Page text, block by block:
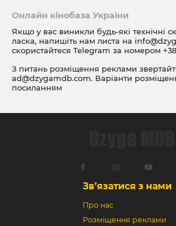
Онлайн кінобаза України
Якщо у вас виникли будь-які технічні
ласка, напишіть нам листа на
скористайтеся Telegram за номером
З питань розміщення реклами
ad@dzygamdb.com. Варіанти
посиланням
Зв’язатися з нами
Про нас
Розміщення реклами